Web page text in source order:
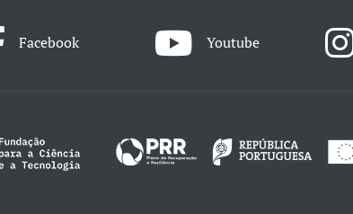
Facebook Youtube